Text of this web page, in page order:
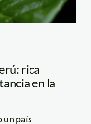
rica
en la
un país